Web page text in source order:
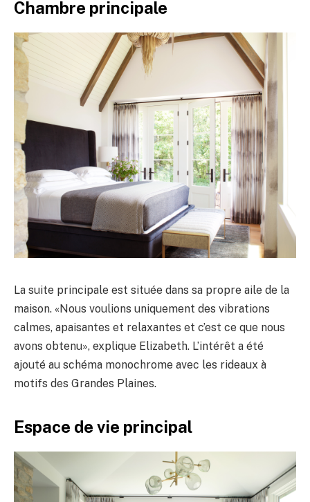
Chambre principale
La suite principale est située dans sa propre aile de la
maison. «Nous voulions uniquement des vibrations
calmes, apaisantes et relaxantes et c’est ce que nous
avons obtenu», explique Elizabeth. L’intérêt a été
ajouté au schéma monochrome avec les rideaux à
motifs des Grandes Plaines.
Espace de vie principal